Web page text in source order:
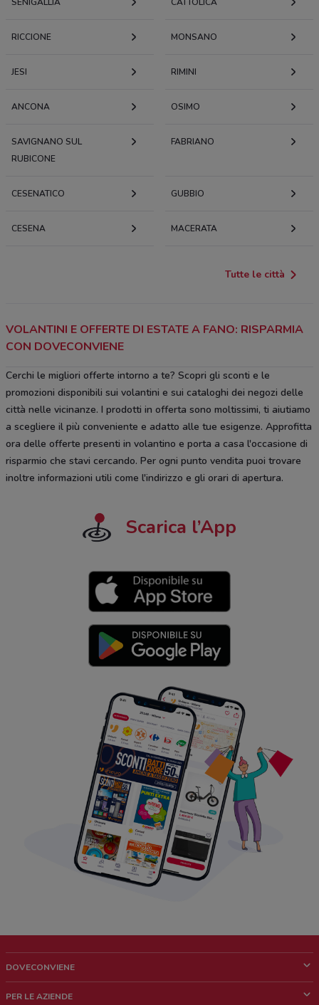
RICCIONE MONSANO
JESI RIMINI
ANCONA OSIMO
SAVIGNANO SUL
RUBICONE
FABRIANO
CESENATICO GUBBIO
CESENA MACERATA
Tutte le città
VOLANTINI E OFFERTE DI ESTATE A FANO: RISPARMIA
CON DOVECONVIENE
Cerchi le migliori offerte intorno a te? Scopri gli sconti e le
promozioni disponibili sui volantini e sui cataloghi dei negozi delle
città nelle vicinanze. I prodotti in offerta sono moltissimi, ti aiutiamo
a scegliere il più conveniente e adatto alle tue esigenze. Approfitta
ora delle offerte presenti in volantino e porta a casa l'occasione di
risparmio che stavi cercando. Per ogni punto vendita puoi trovare
inoltre informazioni utili come l'indirizzo e gli orari di apertura.
Scarica l’App
DOVECONVIENE
PER LE AZIENDE